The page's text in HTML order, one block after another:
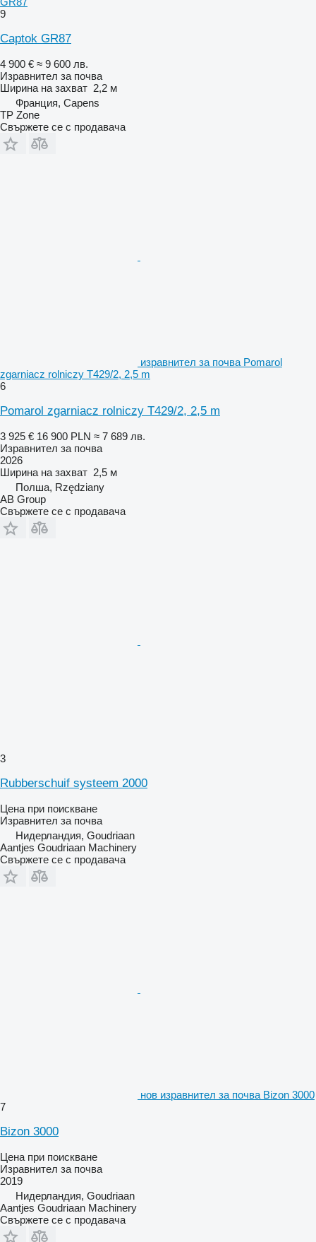
9
Captok GR87
4 900 € ≈ 9 600 лв.
Изравнител за почва
Ширина на захват 2,2 м
Франция, Capens
TP Zone
Свържете се с продавача
изравнител за почва Pomarol
zgarniacz rolniczy T429/2, 2,5 m
6
Pomarol zgarniacz rolniczy T429/2, 2,5 m
3 925 € 16 900 PLN ≈ 7 689 лв.
Изравнител за почва
2026
Ширина на захват 2,5 м
Полша, Rzędziany
AB Group
Свържете се с продавача
3
Rubberschuif systeem 2000
Цена при поискване
Изравнител за почва
Нидерландия, Goudriaan
Aantjes Goudriaan Machinery
Свържете се с продавача
нов изравнител за почва Bizon 3000
7
Bizon 3000
Цена при поискване
Изравнител за почва
2019
Нидерландия, Goudriaan
Aantjes Goudriaan Machinery
Свържете се с продавача